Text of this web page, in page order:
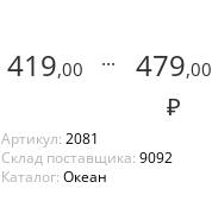
419,00 ... 479,00
₽
Артикул: 2081
Склад поставщика: 9092
Каталог: Океан